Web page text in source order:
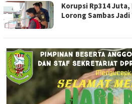
Korupsi Rp314
Lorong Sambas